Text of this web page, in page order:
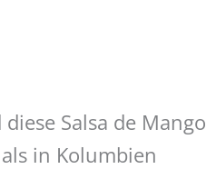
Salsa de Mango
in Kolumbien